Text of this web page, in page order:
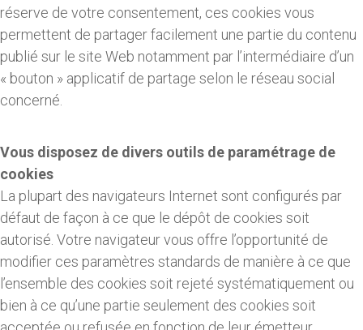
réserve de votre consentement, ces cookies vous
permettent de partager facilement une partie du contenu
publié sur le site Web notamment par l’intermédiaire d’un
« bouton » applicatif de partage selon le réseau social
concerné.
Vous disposez de divers outils de paramétrage de
cookies
La plupart des navigateurs Internet sont configurés par
défaut de façon à ce que le dépôt de cookies soit
autorisé. Votre navigateur vous offre l’opportunité de
modifier ces paramètres standards de manière à ce que
l’ensemble des cookies soit rejeté systématiquement ou
bien à ce qu’une partie seulement des cookies soit